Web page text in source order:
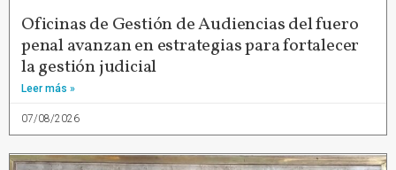
Oficinas de Gestión de Audiencias del fuero
penal avanzan en estrategias para fortalecer
la gestión judicial
Leer más »
07/08/2026